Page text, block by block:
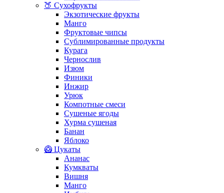
🍑 Сухофрукты
Экзотические фрукты
Манго
Фруктовые чипсы
Сублимированные продукты
Курага
Чернослив
Изюм
Финики
Инжир
Урюк
Компотные смеси
Сушеные ягоды
Хурма сушеная
Банан
Яблоко
🥝 Цукаты
Ананас
Кумкваты
Вишня
Манго